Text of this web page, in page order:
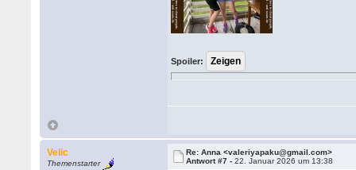
Spoiler:
Velic
Themenstarter
Re: Anna <valeriyapaku@gmail.com>
Antwort #7 -22. Januar 2026 um 13:38